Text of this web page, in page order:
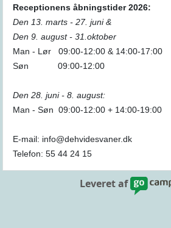
Receptionens åbningstider 2026:
Den 13. marts - 27. juni &
Den 9. august - 31.oktober
Man - Lør 09:00-12:00 & 14:00-17:00
Søn 09:00-12:00
Den 28. juni - 8. august:
Man - Søn 09:00-12:00 + 14:00-19:00
E-mail: info@dehvidesvaner.dk
Telefon: 55 44 24 15
Leveret af